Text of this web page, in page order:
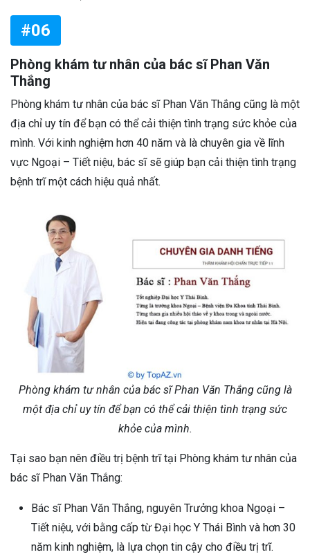
#06
Phòng khám tư nhân của bác sĩ Phan Văn
Thắng
Phòng khám tư nhân của bác sĩ Phan Văn Thắng cũng là một
địa chỉ uy tín để bạn có thể cải thiện tình trạng sức khỏe của
mình. Với kinh nghiệm hơn 40 năm và là chuyên gia về lĩnh
vực Ngoại – Tiết niệu, bác sĩ sẽ giúp bạn cải thiện tình trạng
bệnh trĩ một cách hiệu quả nhất.
Phòng khám tư nhân của bác sĩ Phan Văn Thắng cũng là
một địa chỉ uy tín để bạn có thể cải thiện tình trạng sức
khỏe của mình.
Tại sao bạn nên điều trị bệnh trĩ tại Phòng khám tư nhân của
bác sĩ Phan Văn Thắng:
Bác sĩ Phan Văn Thắng, nguyên Trưởng khoa Ngoại –
Tiết niệu, với bằng cấp từ Đại học Y Thái Bình và hơn 30
năm kinh nghiệm, là lựa chọn tin cậy cho điều trị trĩ.